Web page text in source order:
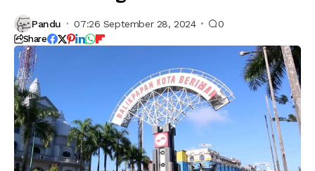
Pandu 07:26 September 28, 2024 0
Share